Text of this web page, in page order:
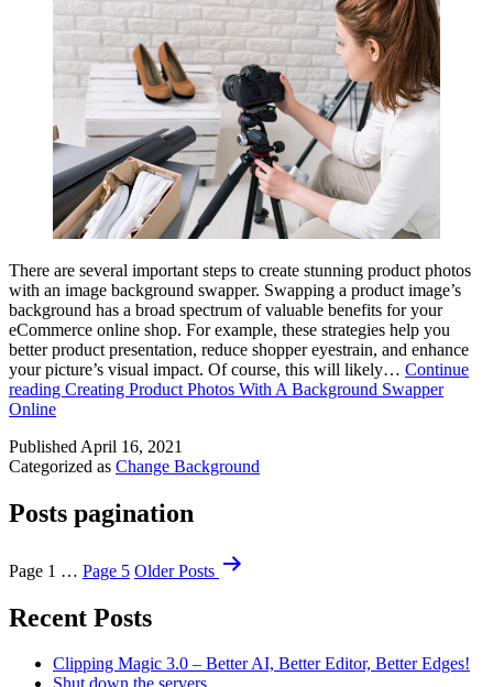
There are several important steps to create stunning product photos
with an image background swapper. Swapping a product image’s
background has a broad spectrum of valuable benefits for your
eCommerce online shop. For example, these strategies help you
better product presentation, reduce shopper eyestrain, and enhance
your picture’s visual impact. Of course, this will likely… Continue
reading Creating Product Photos With A Background Swapper
Online
Published April 16, 2021
Categorized as Change Background
Posts pagination
Page 1 … Page 5 OlderPosts
Recent Posts
Clipping Magic 3.0 – Better AI, Better Editor, Better Edges!